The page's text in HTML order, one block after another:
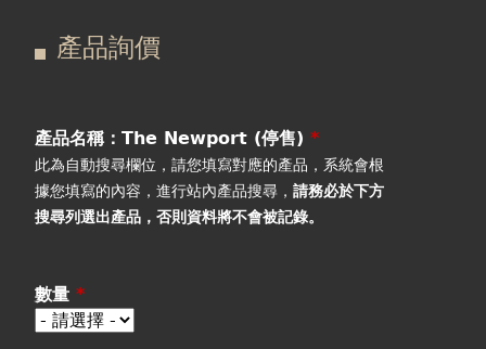
視聽室預約
線上商城
引
標
產品詢價
產品名稱：The Newport (停售)*
此為自動搜尋欄位，請您填寫對應的產品，系統會根
據您填寫的內容，進行站內產品搜尋，請務必於下方
搜尋列選出產品 ，否則資料將不會被記錄。
數量*